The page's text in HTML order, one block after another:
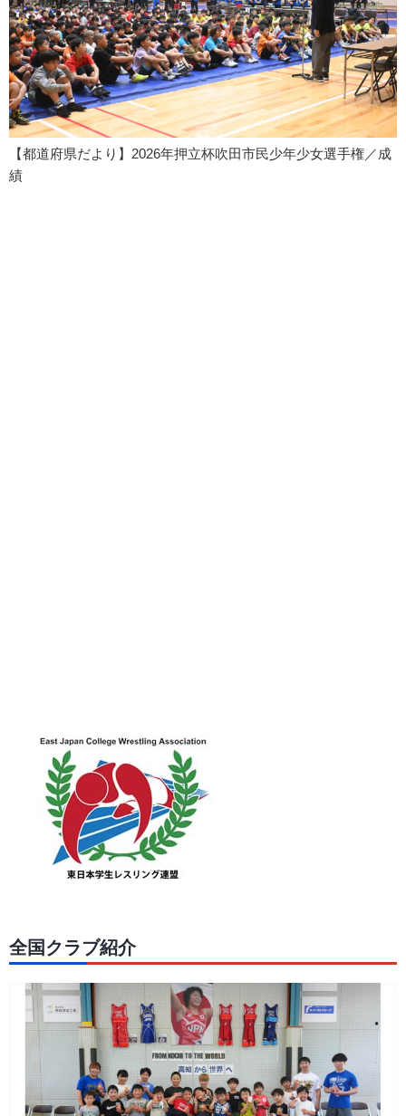
【都道府県だより】2026年押立杯吹田市民少年少女選手権／成
績
全国クラブ紹介